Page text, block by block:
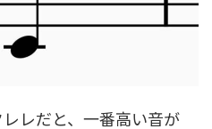
レだと、一番高い音が